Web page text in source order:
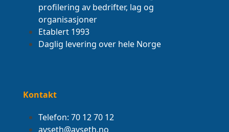
profilering av bedrifter, lag og
organisasjoner
Etablert 1993
Daglig levering over hele Norge
Kontakt
Telefon: 70 12 70 12
avseth@avseth.no